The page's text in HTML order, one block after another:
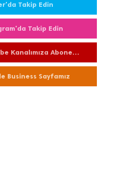
Takip Edin
Takip Edin
Kanalımıza Abone
Business Sayfamız